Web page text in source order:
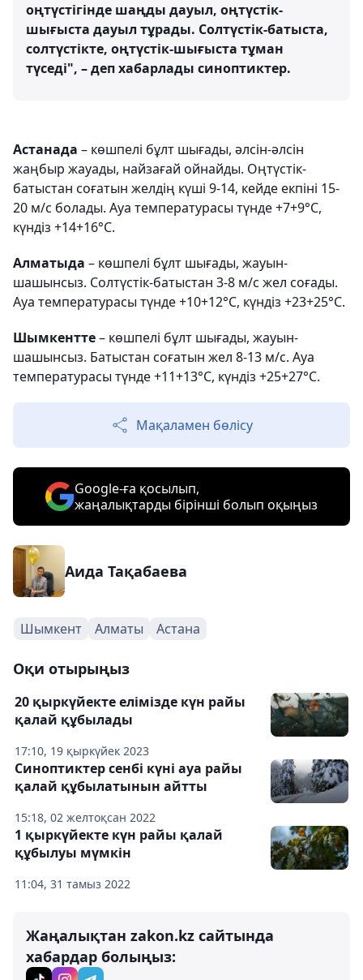
оңтүстігінде шаңды дауыл, оңтүстік-
шығыста дауыл тұрады. Солтүстік-батыста,
солтүстікте, оңтүстік-шығыста тұман
түседі", – деп хабарлады синоптиктер.
Астанада – көшпелі бұлт шығады, әлсін-әлсін
жаңбыр жауады, найзағай ойнайды. Оңтүстік-
батыстан соғатын желдің күші 9-14, кейде екпіні 15-
20 м/с болады. Ауа температурасы түнде +7+9°С,
күндіз +14+16°С.
Алматыда – көшпелі бұлт шығады, жауын-
шашынсыз. Солтүстік-батыстан 3-8 м/с жел соғады.
Ауа температурасы түнде +10+12°С, күндіз +23+25°С.
Шымкентте– көшпелі бұлт шығады, жауын-
шашынсыз. Батыстан соғатын жел 8-13 м/с. Ауа
температурасы түнде +11+13°С, күндіз +25+27°С.
Мақаламен бөлісу
Google-ға қосылып,
жаңалықтарды бірінші болып оқыңыз
Аида Тақабаева
Шымкент Алматы Астана
Оқи отырыңыз
17:10, 19 қыркүйек 2023
20 қыркүйекте елімізде күн райы
қалай құбылады
15:18, 02 желтоқсан 2022
Синоптиктер сенбі күні ауа райы
қалай құбылатынын айтты
11:04, 31 тамыз 2022
1 қыркүйекте күн райы қалай
құбылуы мүмкін
Жаңалықтан zakon.kz сайтында
хабардар болыңыз: